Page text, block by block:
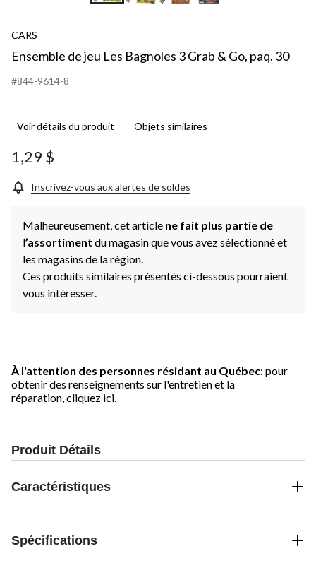
CARS
Ensemble de jeu Les Bagnoles 3 Grab & Go, paq. 30
#844-9614-8
Voir détails du produit Objets similaires
1,29 $
Inscrivez-vous aux alertes de soldes
Malheureusement, cet article ne fait plus partie de
l’assortiment du magasin que vous avez sélectionné et
les magasins de la région.
Ces produits similaires présentés ci-dessous pourraient
vous intéresser.
À l'attention des personnes résidant au Québec: pour
obtenir des renseignements sur l'entretien et la
réparation, cliquez ici.
Produit Détails
Caractéristiques
Spécifications